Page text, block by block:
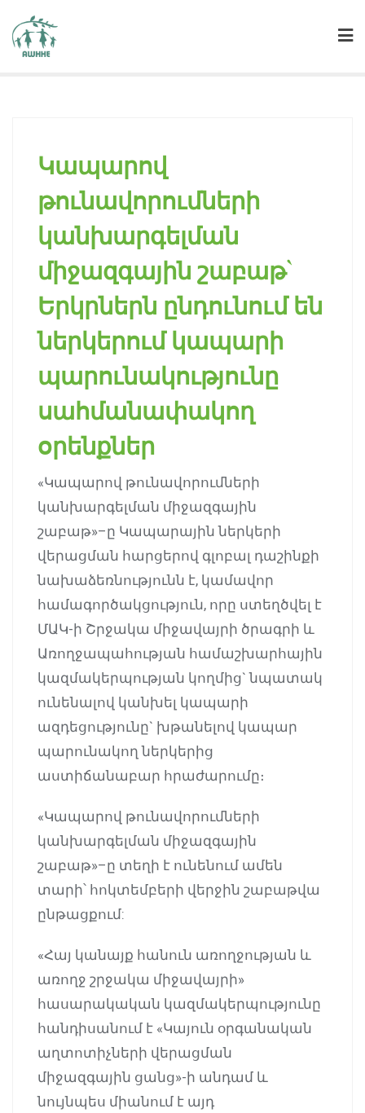
2019
Կապարով
թունավորումների
կանխարգելման
միջազգային շաբաթ`
Երկրներն ընդունում են
ներկերում կապարի
պարունակությունը
սահմանափակող
օրենքներ
«Կապարով թունավորումների
կանխարգելման միջազգային
շաբաթ»–ը Կապարային ներկերի
վերացման հարցերով գլոբալ դաշինքի
նախաձեռնությունն է, կամավոր
համագործակցություն, որը ստեղծվել է
ՄԱԿ-ի Շրջակա միջավայրի ծրագրի և
Առողջապահության համաշխարհային
կազմակերպության կողմից` նպատակ
ունենալով կանխել կապարի
ազդեցությունը` խթանելով կապար
պարունակող ներկերից
աստիճանաբար հրաժարումը։
«Կապարով թունավորումների
կանխարգելման միջազգային
շաբաթ»–ը տեղի է ունենում ամեն
տարի՝ հոկտեմբերի վերջին շաբաթվա
ընթացքում:
«Հայ կանայք հանուն առողջության և
առողջ շրջակա միջավայրի»
հասարակական կազմակերպությունը
հանդիսանում է «Կայուն օրգանական
աղտոտիչների վերացման
միջազգային ցանց»-ի անդամ և
նույնպես միանում է այդ